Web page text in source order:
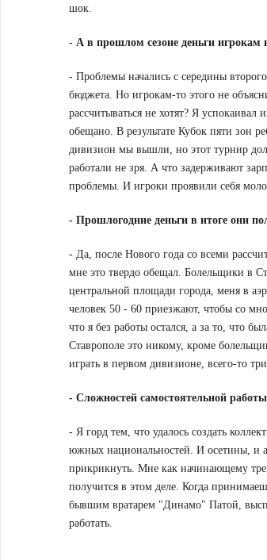
шок.
- А в прошлом сезоне деньги игрокам
- Проблемы начались с середины второго
бюджета. Но игрокам-то этого не
рассчитываться не хотят? Я
обещано. В результате Кубок пяти зон
дивизион мы вышли, но этот турнир
работали не зря. А что задерживают
проблемы. И игроки проявили себя
- Прошлогодние деньги в итоге они
- Да, после Нового года со всеми
мне это твердо обещал. Болельщики в
центральной площади города, меня в
человек 50 - 60 приезжают, чтобы со
что я без работы остался, а за то, что
Ставрополе это никому, кроме
играть в первом дивизионе, всего-то
- Сложностей самостоятельной
- Я горд тем, что удалось создать
южных национальностей. И осетины, и
прикрикнуть. Мне как начинающему
получится в этом деле. Когда
бывшим вратарем "Динамо" Патой,
работать.